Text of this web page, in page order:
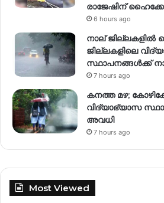
രാജേഷിന്
6 hours ago
നാല് ജില്ലകളിൽ
ജില്ലകളിലെ
സ്ഥാപനങ്ങൾക്ക്
7 hours ago
കനത്ത മഴ;
വിദ്യാഭ്യാസ
അവധി
7 hours ago
Most Viewed